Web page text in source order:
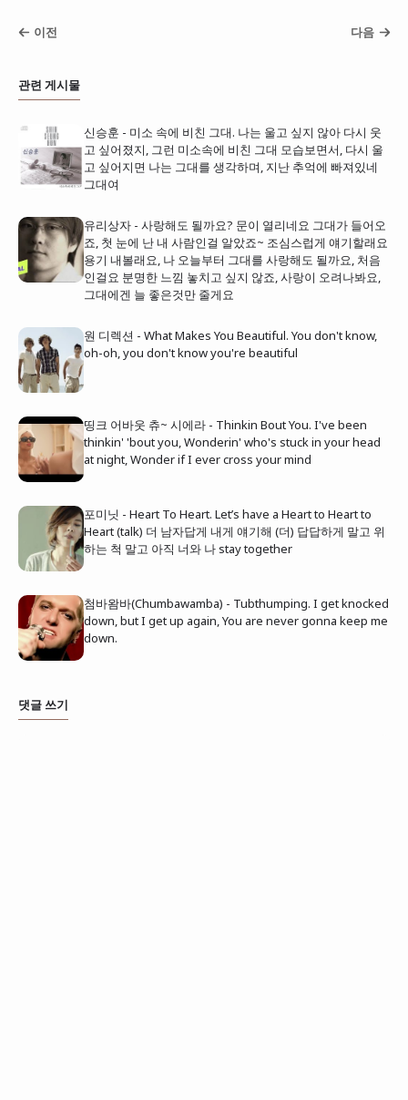
이전 다음
관련 게시물
신승훈 - 미소 속에 비친 그대. 나는 울고 싶지 않아 다시 웃
고 싶어졌지, 그런 미소속에 비친 그대 모습보면서, 다시 울
고 싶어지면 나는 그대를 생각하며, 지난 추억에 빠져있네
그대여
유리상자 - 사랑해도 될까요? 문이 열리네요 그대가 들어오
죠, 첫 눈에 난 내 사람인걸 알았죠~ 조심스럽게 얘기할래요
용기 내볼래요, 나 오늘부터 그대를 사랑해도 될까요, 처음
인걸요 분명한 느낌 놓치고 싶지 않죠, 사랑이 오려나봐요,
그대에겐 늘 좋은것만 줄게요
원 디렉션 - What Makes You Beautiful. You don't know,
oh-oh, you don't know you're beautiful
띵크 어바웃 츄~ 시에라 - Thinkin Bout You. I've been
thinkin' 'bout you, Wonderin' who's stuck in your head
at night, Wonder if I ever cross your mind
포미닛 - Heart To Heart. Let’s have a Heart to Heart to
Heart (talk) 더 남자답게 내게 얘기해 (더) 답답하게 말고 위
하는 척 말고 아직 너와 나 stay together
첨바왐바(Chumbawamba) - Tubthumping. I get knocked
down, but I get up again, You are never gonna keep me
down.
댓글 쓰기